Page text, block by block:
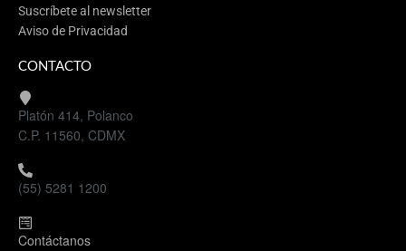
Suscríbete al newsletter
Aviso de Privacidad
CONTACTO
Platón 414, Polanco
C.P. 11560, CDMX
(55) 5281 1200
Contáctanos